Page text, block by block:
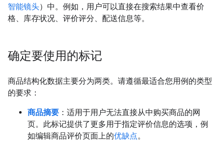
智能镜头）中。例如，用户可以直接在搜索结果中查看价
格、库存状况、评价评分、配送信息等。
确定要使用的标记
商品结构化数据主要分为两类。请遵循最适合您用例的类型
的要求：
商品摘要 ：适用于用户无法直接从中购买商品的网
页。此标记提供了更多用于指定评价信息的选项，例
如编辑商品评价页面上的优缺点。